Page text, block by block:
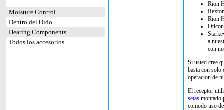
Moisture Control
Dentro del Oído
Hearing Components
Todos los accesorios
Rion
Rion
a
con
Si usted cree
basta con solo
operacion de
El receptor
setasmontado
comodo uso